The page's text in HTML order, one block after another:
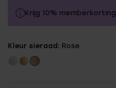
Krijg 10% memberkorting
Zonder memberkorting
Kleur sieraad: Rose